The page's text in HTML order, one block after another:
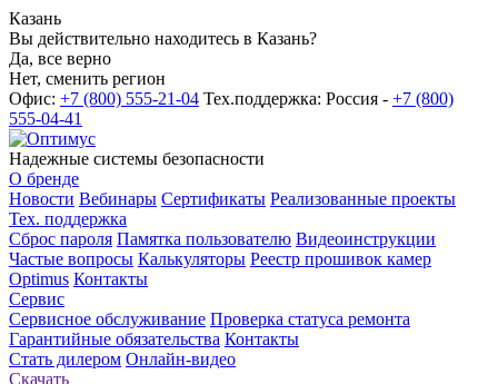
Казань
Вы действительно находитесь в Казань?
Да, все верно
Нет, сменить регион
Офис: +7 (800) 555-21-04 Тех.поддержка: Россия - +7 (800)
555-04-41
Надежные системы безопасности
О бренде
Новости Вебинары Сертификаты Реализованные проекты
Тех. поддержка
Сброс пароля Памятка пользователю Видеоинструкции
Частые вопросы Калькуляторы Реестр прошивок камер
Optimus Контакты
Сервис
Сервисное обслуживание Проверка статуса ремонта
Гарантийные обязательства Контакты
Стать дилером Онлайн-видео
Скачать